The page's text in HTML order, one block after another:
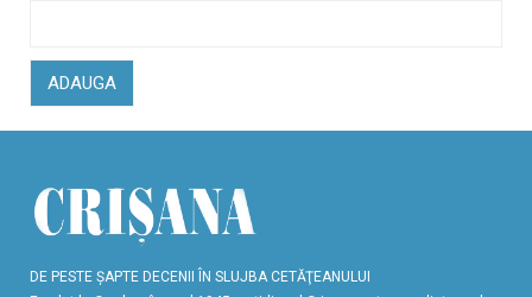
ADAUGA
DE PESTE ŞAPTE DECENII ÎN SLUJBA CETĂŢEANULUI